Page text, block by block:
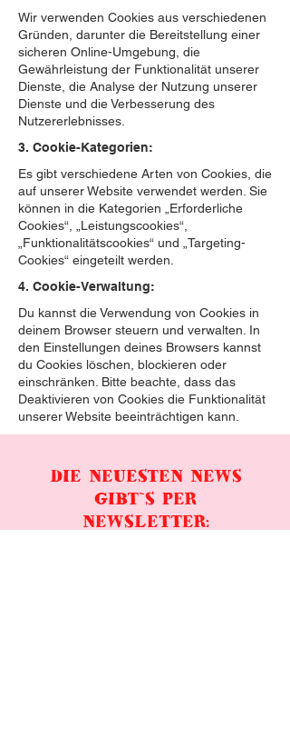
Wir verwenden Cookies aus verschiedenen
Gründen, darunter die Bereitstellung einer
sicheren Online-Umgebung, die
Gewährleistung der Funktionalität unserer
Dienste, die Analyse der Nutzung unserer
Dienste und die Verbesserung des
Nutzererlebnisses.
3. Cookie-Kategorien:
Es gibt verschiedene Arten von Cookies, die
auf unserer Website verwendet werden. Sie
können in die Kategorien „Erforderliche
Cookies“, „Leistungscookies“,
„Funktionalitätscookies“ und „Targeting-
Cookies“ eingeteilt werden.
4. Cookie-Verwaltung:
Du kannst die Verwendung von Cookies in
deinem Browser steuern und verwalten. In
den Einstellungen deines Browsers kannst
du Cookies löschen, blockieren oder
einschränken. Bitte beachte, dass das
Deaktivieren von Cookies die Funktionalität
unserer Website beeinträchtigen kann.
DIE NEUESTEN NEWS
GIBT`S PER
NEWSLETTER: